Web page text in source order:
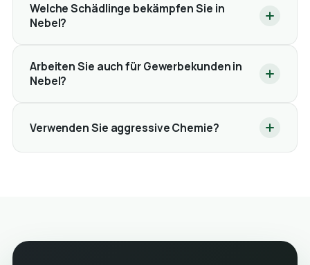
Welche Schädlinge bekämpfen Sie in
Nebel?
Arbeiten Sie auch für Gewerbekunden in
Nebel?
Verwenden Sie aggressive Chemie?